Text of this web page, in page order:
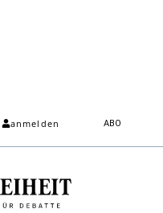
anmelden ABO